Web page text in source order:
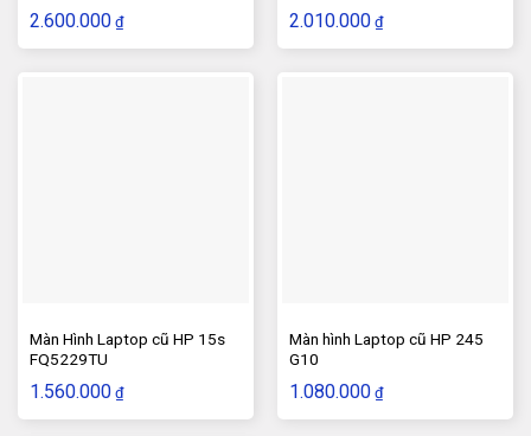
2.600.000 ₫ 2.010.000 ₫
Màn Hình Laptop cũ HP 15s
FQ5229TU
1.560.000 ₫
Màn hình Laptop cũ HP 245
G10
1.080.000 ₫